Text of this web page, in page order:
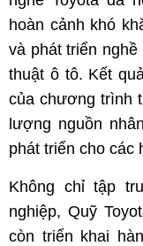
hoàn cảnh khó
và phát triển
thuật ô tô. Kết
của chương trình
lượng nguồn
phát triển cho các
Không chỉ tập
nghiệp, Quỹ
còn triển khai